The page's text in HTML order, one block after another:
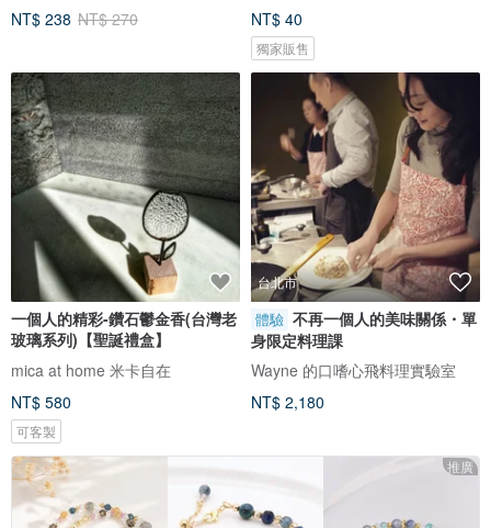
NT$ 238 NT$ 270
NT$ 40
獨家販售
一個人的精彩-鑽石鬱金香(台灣老
玻璃系列)【聖誕禮盒】
mica at home 米卡自在
NT$ 580
可客製
台北市
體驗 不再一個人的美味關係・單
身限定料理課
Wayne 的口嗜心飛料理實驗室
NT$ 2,180
推廣